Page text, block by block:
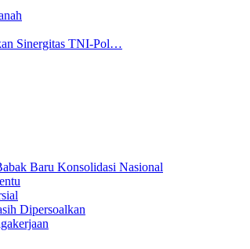
Sinergitas TNI-Pol…
Baru Konsolidasi Nasional
Dipersoalkan